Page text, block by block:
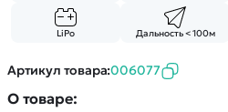
LiPo Дальность < 100м
Артикул товара:006077
О товаре:
Железные дороги
Конструкторы
Запчасти для моделей